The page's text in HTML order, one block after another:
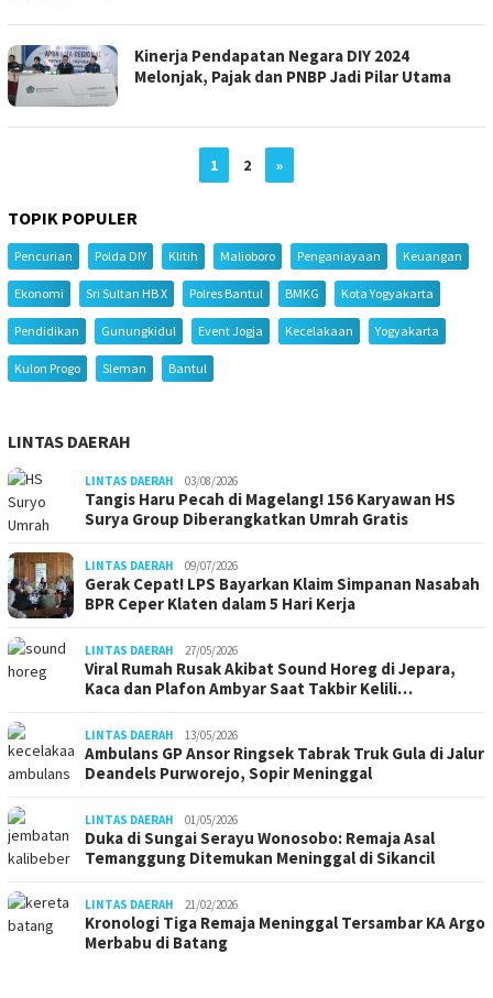
Kinerja Pendapatan Negara DIY 2024
Melonjak, Pajak dan PNBP Jadi Pilar Utama
1 2 »
TOPIK POPULER
Pencurian Polda DIY Klitih Malioboro Penganiayaan Keuangan
Ekonomi Sri Sultan HB X Polres Bantul BMKG Kota Yogyakarta
Pendidikan Gunungkidul Event Jogja Kecelakaan Yogyakarta
Kulon Progo Sleman Bantul
LINTAS DAERAH
LINTAS DAERAH 03/08/2026
Tangis Haru Pecah di Magelang! 156 Karyawan HS
Surya Group Diberangkatkan Umrah Gratis
LINTAS DAERAH 09/07/2026
Gerak Cepat! LPS Bayarkan Klaim Simpanan Nasabah
BPR Ceper Klaten dalam 5 Hari Kerja
LINTAS DAERAH 27/05/2026
Viral Rumah Rusak Akibat Sound Horeg di Jepara,
Kaca dan Plafon Ambyar Saat Takbir Kelili…
LINTAS DAERAH 13/05/2026
Ambulans GP Ansor Ringsek Tabrak Truk Gula di Jalur
Deandels Purworejo, Sopir Meninggal
LINTAS DAERAH 01/05/2026
Duka di Sungai Serayu Wonosobo: Remaja Asal
Temanggung Ditemukan Meninggal di Sikancil
LINTAS DAERAH 21/02/2026
Kronologi Tiga Remaja Meninggal Tersambar KA Argo
Merbabu di Batang